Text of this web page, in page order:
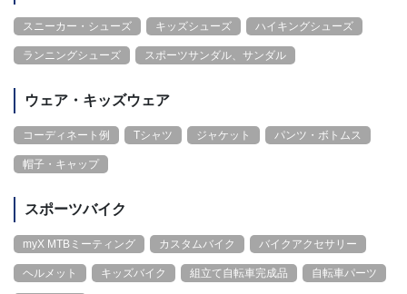
スニーカー・シューズ キッズシューズ ハイキングシューズ
ランニングシューズ スポーツサンダル、サンダル
ウェア・キッズウェア
コーディネート例 Tシャツ ジャケット パンツ・ボトムス
帽子・キャップ
スポーツバイク
myX MTBミーティング カスタムバイク バイクアクセサリー
ヘルメット キッズバイク 組立て自転車完成品 自転車パーツ